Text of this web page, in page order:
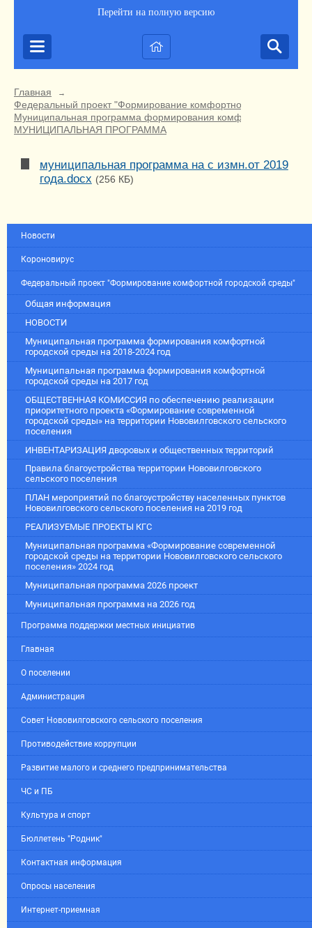
Перейти на полную версию
Главная →
Федеральный проект "Формирование комфортной городской
Муниципальная программа формирования комфортной
МУНИЦИПАЛЬНАЯ ПРОГРАММА
муниципальная программа на с измн.от 2019
года.docx (256 КБ)
Новости
Короновирус
Федеральный проект "Формирование комфортной городской среды"
Общая информация
НОВОСТИ
Муниципальная программа формирования комфортной
городской среды на 2018-2024 год
Муниципальная программа формирования комфортной
городской среды на 2017 год
ОБЩЕСТВЕННАЯ КОМИССИЯ по обеспечению реализации
приоритетного проекта «Формирование современной
городской среды» на территории Нововилговского сельского
поселения
ИНВЕНТАРИЗАЦИЯ дворовых и общественных территорий
Правила благоустройства территории Нововилговского
сельского поселения
ПЛАН мероприятий по благоустройству населенных пунктов
Нововилговского сельского поселения на 2019 год
РЕАЛИЗУЕМЫЕ ПРОЕКТЫ КГС
Муниципальная программа «Формирование современной
городской среды на территории Нововилговского сельского
поселения» 2024 год
Муниципальная программа 2026 проект
Муниципальная программа на 2026 год
Программа поддержки местных инициатив
Главная
О поселении
Администрация
Совет Нововилговского сельского поселения
Противодействие коррупции
Развитие малого и среднего предпринимательства
ЧС и ПБ
Культура и спорт
Бюллетень "Родник"
Контактная информация
Опросы населения
Интернет-приемная